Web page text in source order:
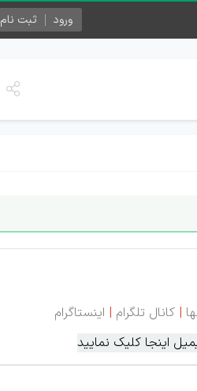
ورود ثبت نام
| کانال تلگرام | اینستاگرام
اینجا کلیک نمایید